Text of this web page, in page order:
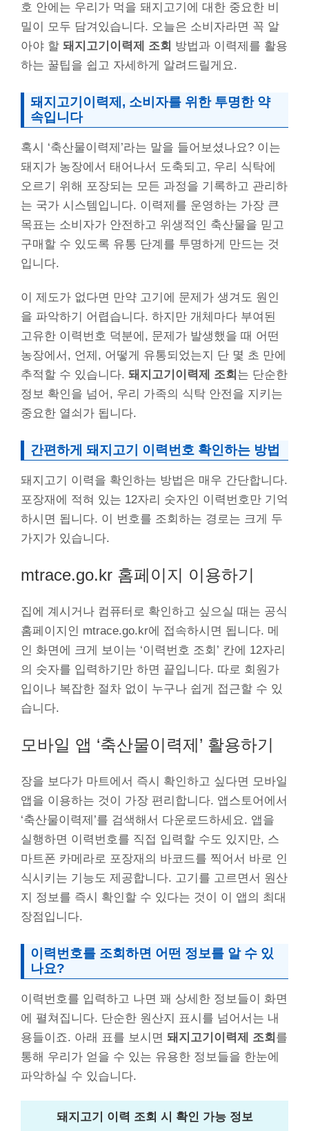
호 안에는 우리가 먹을 돼지고기에 대한 중요한 비
밀이 모두 담겨있습니다. 오늘은 소비자라면 꼭 알
아야 할 돼지고기이력제 조회 방법과 이력제를 활용
하는 꿀팁을 쉽고 자세하게 알려드릴게요.
돼지고기이력제, 소비자를 위한 투명한 약
속입니다
혹시 ‘축산물이력제’라는 말을 들어보셨나요? 이는
돼지가 농장에서 태어나서 도축되고, 우리 식탁에
오르기 위해 포장되는 모든 과정을 기록하고 관리하
는 국가 시스템입니다. 이력제를 운영하는 가장 큰
목표는 소비자가 안전하고 위생적인 축산물을 믿고
구매할 수 있도록 유통 단계를 투명하게 만드는 것
입니다.
이 제도가 없다면 만약 고기에 문제가 생겨도 원인
을 파악하기 어렵습니다. 하지만 개체마다 부여된
고유한 이력번호 덕분에, 문제가 발생했을 때 어떤
농장에서, 언제, 어떻게 유통되었는지 단 몇 초 만에
추적할 수 있습니다. 돼지고기이력제 조회 는 단순한
정보 확인을 넘어, 우리 가족의 식탁 안전을 지키는
중요한 열쇠가 됩니다.
간편하게 돼지고기 이력번호 확인하는 방법
돼지고기 이력을 확인하는 방법은 매우 간단합니다.
포장재에 적혀 있는 12자리 숫자인 이력번호만 기억
하시면 됩니다. 이 번호를 조회하는 경로는 크게 두
가지가 있습니다.
mtrace.go.kr 홈페이지 이용하기
집에 계시거나 컴퓨터로 확인하고 싶으실 때는 공식
홈페이지인 mtrace.go.kr에 접속하시면 됩니다. 메
인 화면에 크게 보이는 ‘이력번호 조회’ 칸에 12자리
의 숫자를 입력하기만 하면 끝입니다. 따로 회원가
입이나 복잡한 절차 없이 누구나 쉽게 접근할 수 있
습니다.
모바일 앱 ‘축산물이력제’ 활용하기
장을 보다가 마트에서 즉시 확인하고 싶다면 모바일
앱을 이용하는 것이 가장 편리합니다. 앱스토어에서
‘축산물이력제’를 검색해서 다운로드하세요. 앱을
실행하면 이력번호를 직접 입력할 수도 있지만, 스
마트폰 카메라로 포장재의 바코드를 찍어서 바로 인
식시키는 기능도 제공합니다. 고기를 고르면서 원산
지 정보를 즉시 확인할 수 있다는 것이 이 앱의 최대
장점입니다.
이력번호를 조회하면 어떤 정보를 알 수 있
나요?
이력번호를 입력하고 나면 꽤 상세한 정보들이 화면
에 펼쳐집니다. 단순한 원산지 표시를 넘어서는 내
용들이죠. 아래 표를 보시면 돼지고기이력제 조회 를
통해 우리가 얻을 수 있는 유용한 정보들을 한눈에
파악하실 수 있습니다.
돼지고기 이력 조회 시 확인 가능 정보